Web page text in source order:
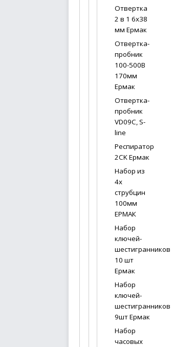
Отвертка
2 в 1 6х38
мм Ермак
Отвертка-
пробник
100-500В
170мм
Ермак
Отвертка-
пробник
VD09C, S-
line
Респиратор
2CK Ермак
Набор из
4х
струбцин
100мм
ЕРМАК
Набор
ключей-
шестигранников
10 шт
Ермак
Набор
ключей-
шестигранников
9шт Ермак
Набор
часовых